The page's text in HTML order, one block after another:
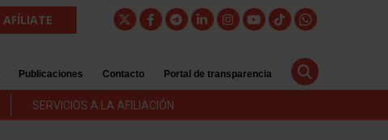
AFÍLIATE
Publicaciones Contacto Portal de transparencia
SERVICIOS A LA AFILIACIÓN